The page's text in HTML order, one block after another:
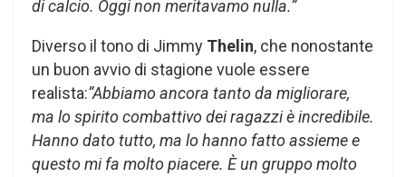
di calcio. Oggi non meritavamo nulla.”
Diverso il tono di Jimmy Thelin, che nonostante
un buon avvio di stagione vuole essere
realista:“Abbiamo ancora tanto da migliorare,
ma lo spirito combattivo dei ragazzi è incredibile.
Hanno dato tutto, ma lo hanno fatto assieme e
questo mi fa molto piacere. È un gruppo molto